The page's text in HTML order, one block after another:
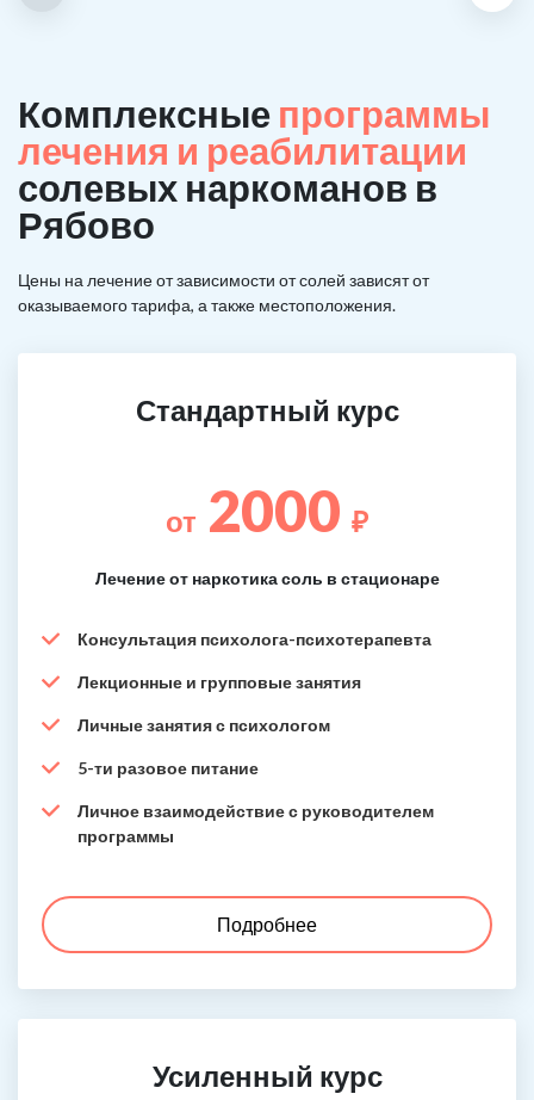
Комплексные программы
лечения и реабилитации
солевых наркоманов в
Рябово
Цены на лечение от зависимости от солей зависят от
оказываемого тарифа, а также местоположения.
Стандартный курс
от 2000 ₽
Лечение от наркотика соль в стационаре
Консультация психолога-психотерапевта
Лекционные и групповые занятия
Личные занятия с психологом
5-ти разовое питание
Личное взаимодействие с руководителем
программы
Подробнее
Усиленный курс